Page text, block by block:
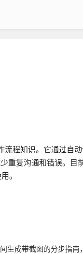
流程知识。它通过自
重复沟通和错误。目
。
生成带截图的分步指南